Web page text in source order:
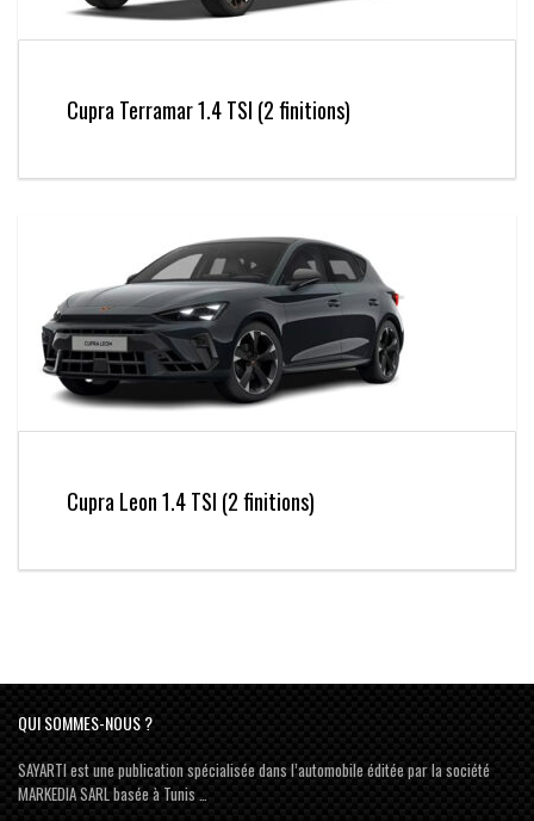
Cupra Terramar 1.4 TSI (2 finitions)
Cupra Leon 1.4 TSI (2 finitions)
QUI SOMMES-NOUS ?
SAYARTI est une publication spécialisée dans l’automobile éditée par la société
MARKEDIA SARL basée à Tunis …